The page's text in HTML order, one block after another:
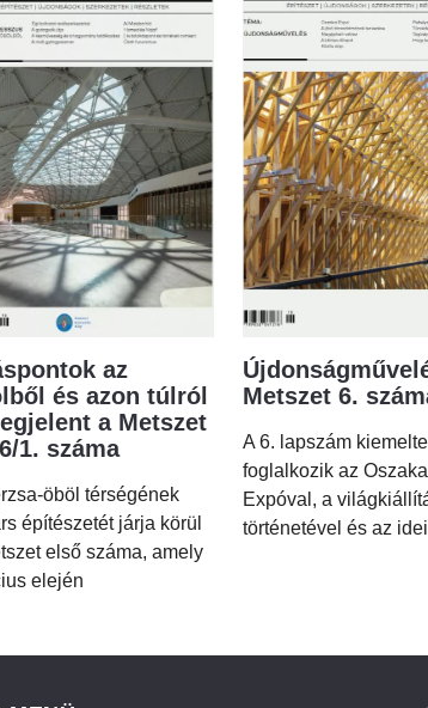
az
és azon túlról
a Metszet
1. száma
öböl térségének
építészetét járja körül
első száma, amely
elején
Metszet 6.
A 6. lapszám
foglalkozik az
Expóval, a
történetével és az